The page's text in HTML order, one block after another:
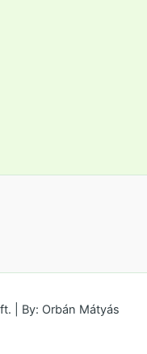
| By: Orbán Mátyás